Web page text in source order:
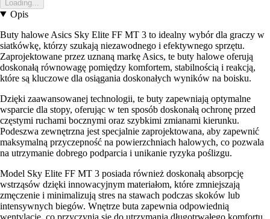
Loading...
Opis
Buty halowe Asics Sky Elite FF MT 3 to idealny wybór dla graczy w
siatkówkę, którzy szukają niezawodnego i efektywnego sprzętu.
Zaprojektowane przez uznaną markę Asics, te buty halowe oferują
doskonałą równowagę pomiędzy komfortem, stabilnością i reakcją,
które są kluczowe dla osiągania doskonałych wyników na boisku.
Dzięki zaawansowanej technologii, te buty zapewniają optymalne
wsparcie dla stopy, oferując w ten sposób doskonałą ochronę przed
częstymi ruchami bocznymi oraz szybkimi zmianami kierunku.
Podeszwa zewnętrzna jest specjalnie zaprojektowana, aby zapewnić
maksymalną przyczepność na powierzchniach halowych, co pozwala
na utrzymanie dobrego podparcia i unikanie ryzyka poślizgu.
Model Sky Elite FF MT 3 posiada również doskonałą absorpcję
wstrząsów dzięki innowacyjnym materiałom, które zmniejszają
zmęczenie i minimalizują stres na stawach podczas skoków lub
intensywnych biegów. Wnętrze buta zapewnia odpowiednią
wentylację, co przyczynia się do utrzymania długotrwałego komfortu,